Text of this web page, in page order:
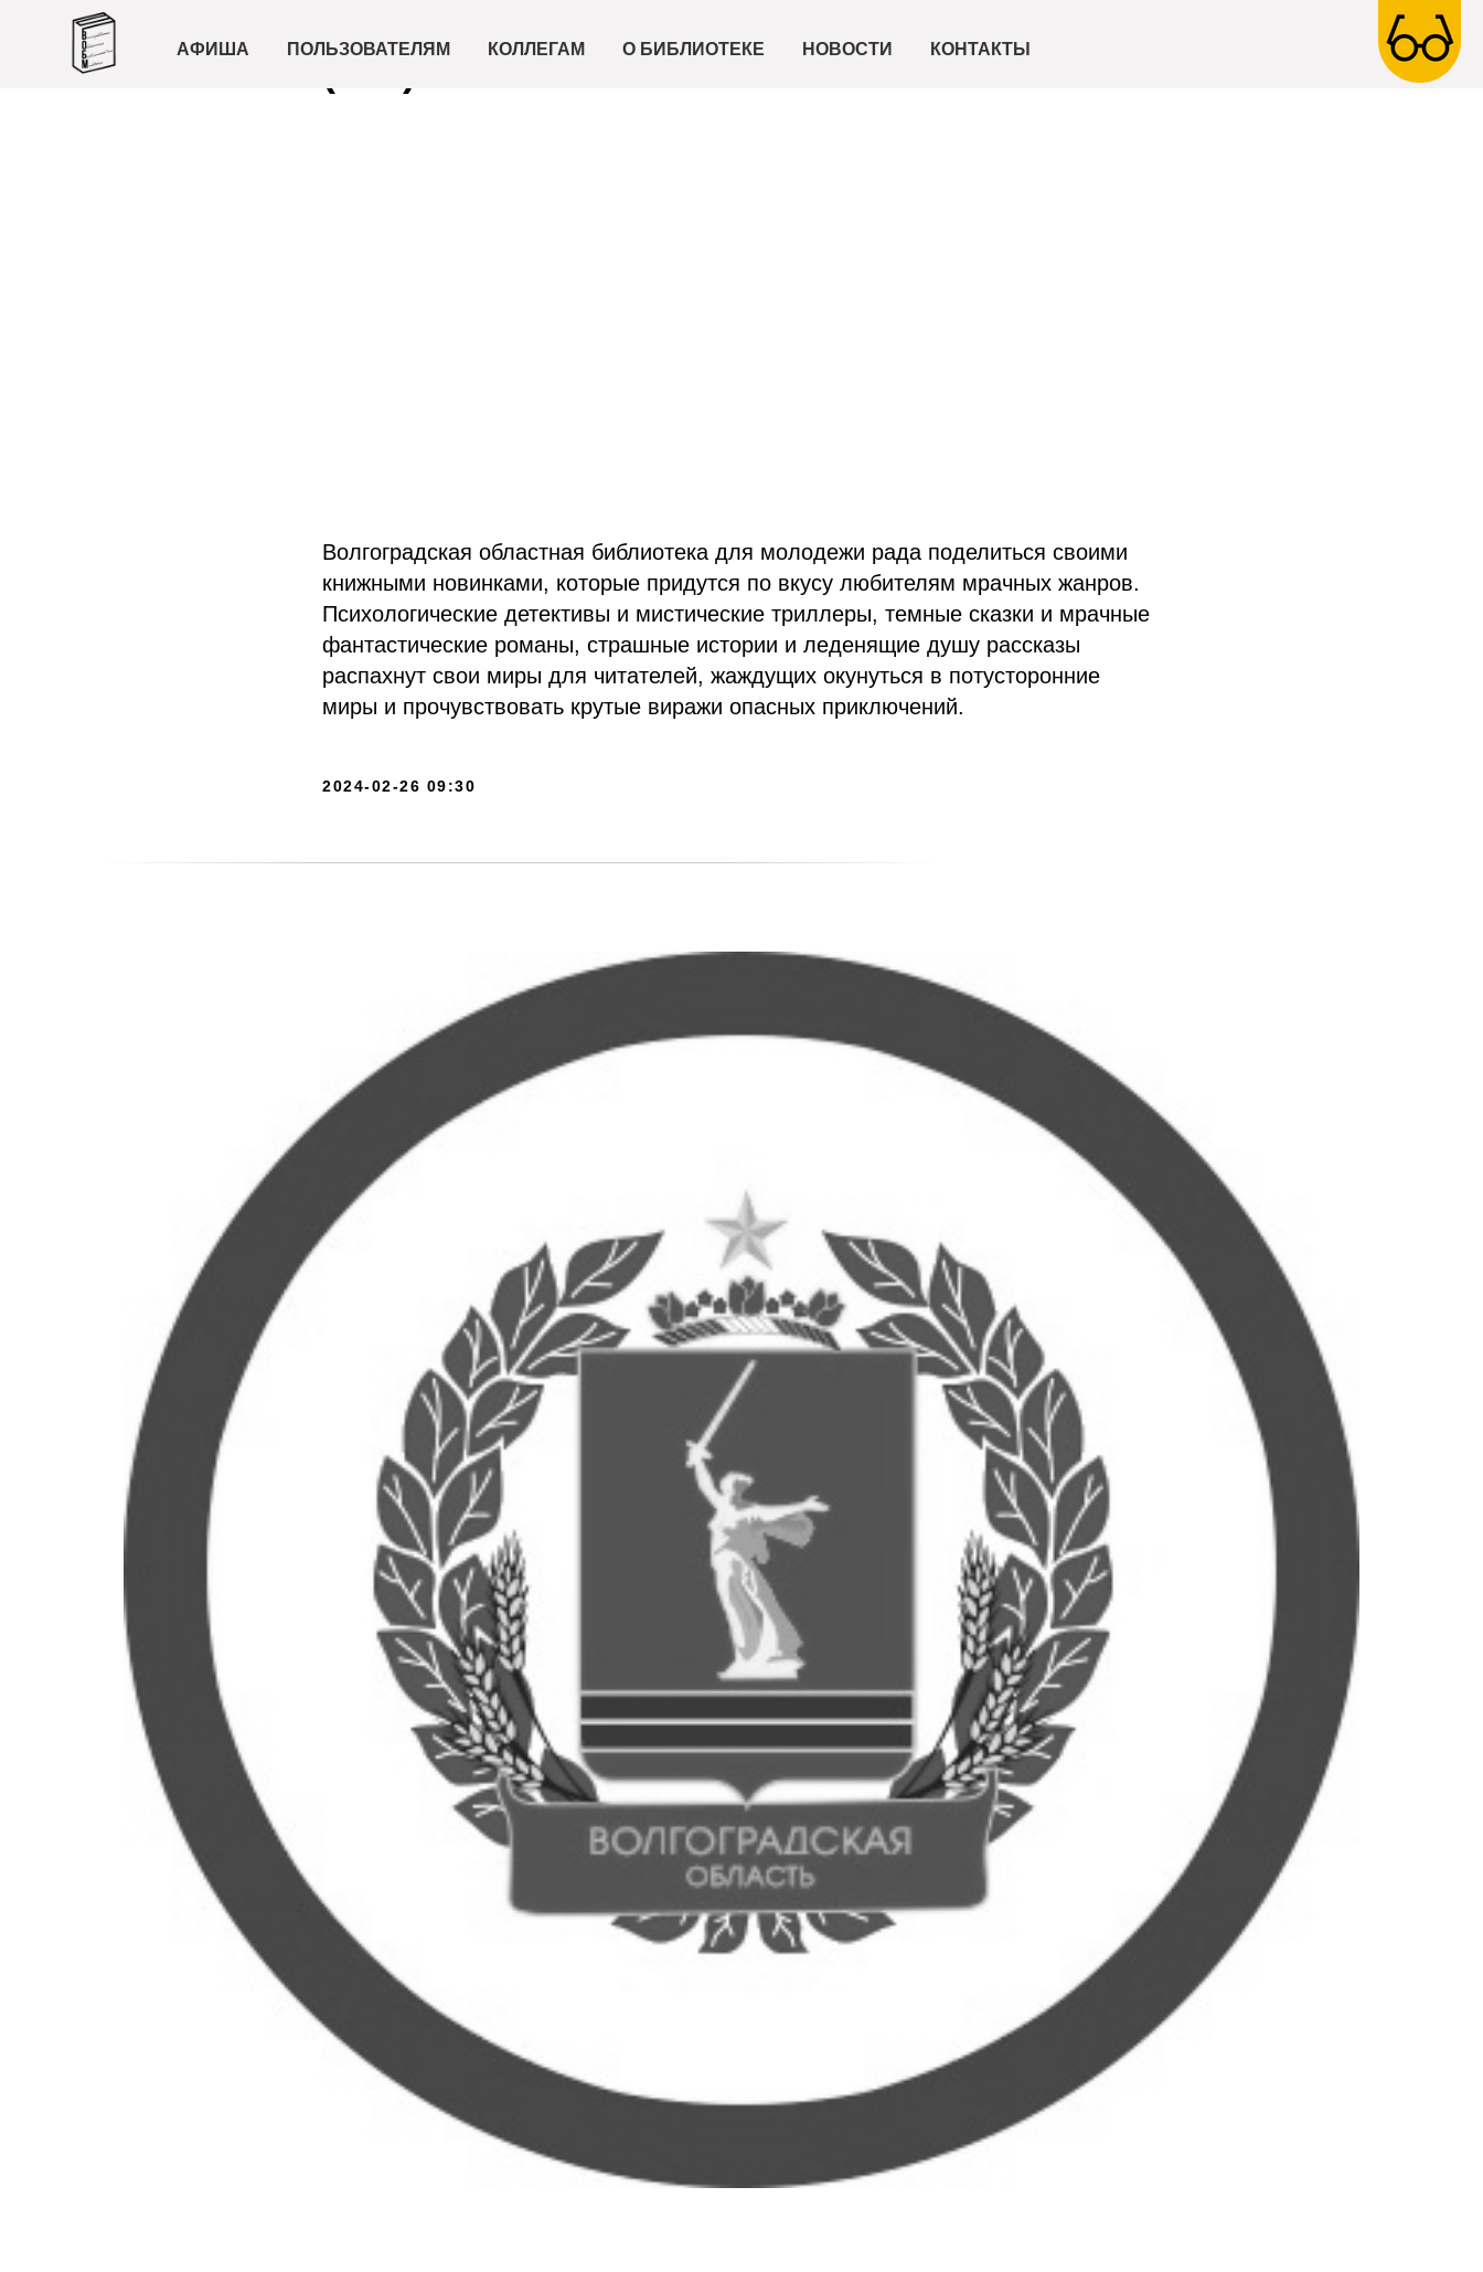
АФИША ПОЛЬЗОВАТЕЛЯМ КОЛЛЕГАМ О БИБЛИОТЕКЕ НОВОСТИ КОНТАКТЫ
Волгоградская областная библиотека для молодежи рада поделиться своими
книжными новинками, которые придутся по вкусу любителям мрачных жанров.
Психологические детективы и мистические триллеры, темные сказки и мрачные
фантастические романы, страшные истории и леденящие душу рассказы
распахнут свои миры для читателей, жаждущих окунуться в потусторонние
миры и прочувствовать крутые виражи опасных приключений.
2024-02-26 09:30